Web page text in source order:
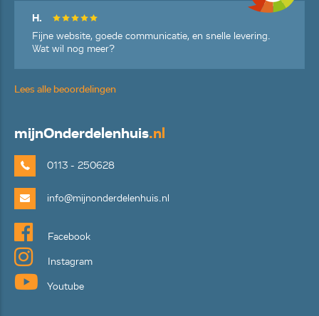
H.
Fijne website, goede communicatie, en snelle levering.
Wat wil nog meer?
Lees alle beoordelingen
mijnOnderdelenhuis.nl
0113 - 250628
info@mijnonderdelenhuis.nl
Facebook
Instagram
Youtube